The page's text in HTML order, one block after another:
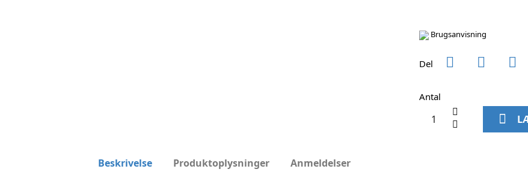
Brugsanvisning
Del
Antal
Beskrivelse Produktoplysninger Anmeldelser